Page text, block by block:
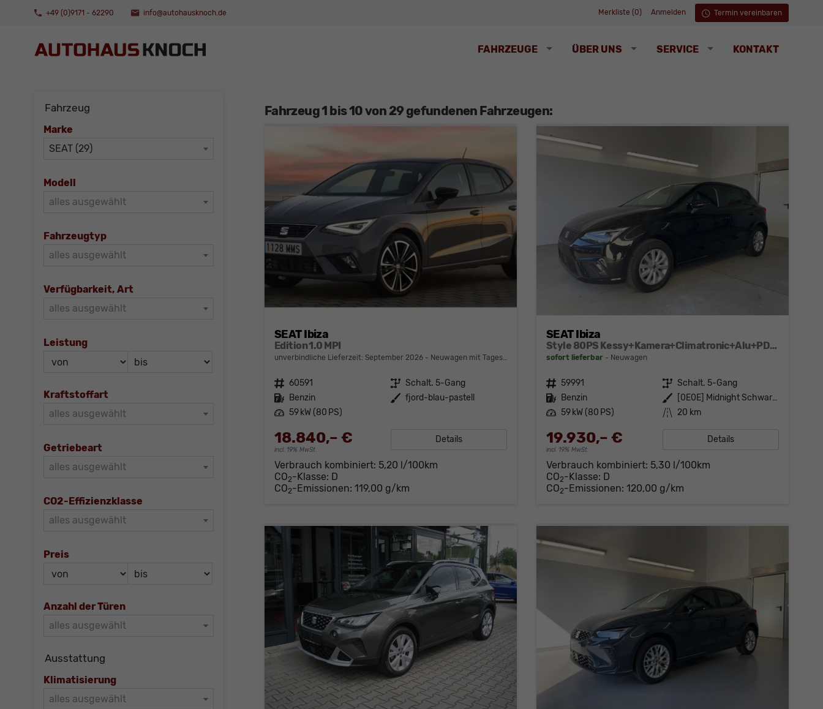
+49 (0)9171 - 62290 info@autohausknoch.de Merkliste (0) Anmelden Termin vereinbaren
FAHRZEUGE ÜBER UNS SERVICE KONTAKT
Fahrzeug 1 bis 10 von 29 gefundenen Fahrzeugen:
SEAT Ibiza
Edition 1.0 MPI
unverbindliche Lieferzeit: September 2026 Neuwagen mit Tageszulassung
Fahrzeugnr. 60591 Getriebe Schalt. 5-Gang
Kraftstoff Benzin Außenfarbe fjord-blau-pastell
Leistung 59 kW (80 PS)
18.840,– €
incl. 19% MwSt.
Details
Verbrauch kombiniert: 5,20 l/100km
CO2-Klasse: D
CO2-Emissionen: 119,00 g/km
SEAT Ibiza
Style 80PS Kessy+Kamera+Climatronic+Alu+PDCvohi+Sitzheiz+App-Connect+DAB
sofort lieferbar Neuwagen
Fahrzeugnr. 59991 Getriebe Schalt. 5-Gang
Kraftstoff Benzin Außenfarbe
[0E0E] Midnight Schwarz Metallic
Leistung 59 kW (80 PS) Kilometerstand 20 km
19.930,– €
incl. 19% MwSt.
Details
Verbrauch kombiniert: 5,30 l/100km
CO2-Klasse: D
CO2-Emissionen: 120,00 g/km
Fahrzeug
Marke
SEAT (29)
Modell
alles ausgewählt
Fahrzeugtyp
alles ausgewählt
Verfügbarkeit, Art
alles ausgewählt
Leistung
Kraftstoffart
alles ausgewählt
Getriebeart
alles ausgewählt
CO2-Effizienzklasse
alles ausgewählt
Preis
Anzahl der Türen
alles ausgewählt
Ausstattung
Klimatisierung
alles ausgewählt